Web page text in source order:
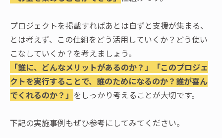
プロジェクトを掲載すればあとは自ずと支援が集まる、
とは考えず、この仕組をどう活用していくか？どう使い
こなしていくか？を考えましょう。
「誰に、どんなメリットがあるのか？」「このプロジェ
クトを実行することで、誰のためになるのか？誰が喜ん
でくれるのか？」 をしっかり考えることが大切です。
下記の実施事例もぜひ参考にしてみてください。